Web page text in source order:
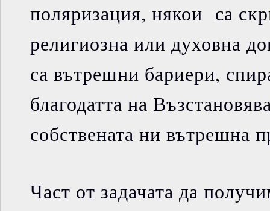
поляризация, някои са
религиозна или духовна
са вътрешни бариери,
благодатта на
собствената ни вътрешна
Част от задачата да